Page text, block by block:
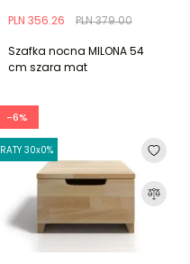
PLN 379.00
PLN 356.26
Szafka nocna MILONA 54
cm szara mat
-6%
RATY 30x0%